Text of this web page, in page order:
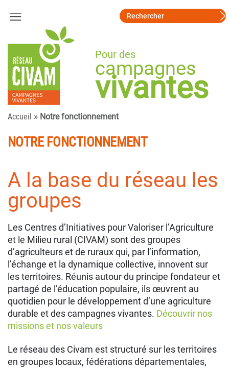
Pour des
campagnes
vivantes
Accueil » Notre fonctionnement
NOTRE FONCTIONNEMENT
A la base du réseau les
groupes
Les Centres d’Initiatives pour Valoriser l’Agriculture
et le Milieu rural (CIVAM) sont des groupes
d’agriculteurs et de ruraux qui, par l’information,
l’échange et la dynamique collective, innovent sur
les territoires. Réunis autour du principe fondateur et
partagé de l’éducation populaire, ils œuvrent au
quotidien pour le développement d’une agriculture
durable et des campagnes vivantes. Découvrir nos
missions et nos valeurs
Le réseau des Civam est structuré sur les territoires
en groupes locaux, fédérations départementales,